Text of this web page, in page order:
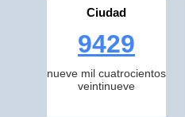
Ciudad
9429
nueve mil cuatrocientos
veintinueve